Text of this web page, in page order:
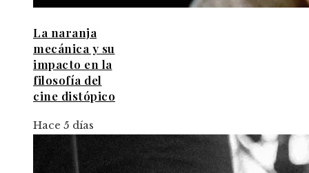
La naranja
mecánica y su
impacto en la
filosofía del
cine distópico
Hace 5 días